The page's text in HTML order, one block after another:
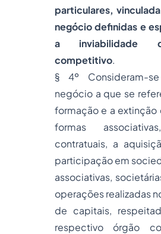
particulares,
negócio definidas e
a inviabilidade
competitivo.
§ 4º Consideram-
negócio a que se
formação e a extinção
formas
contratuais, a
participação em
associativas,
operações realizadas
de capitais,
respectivo órgão